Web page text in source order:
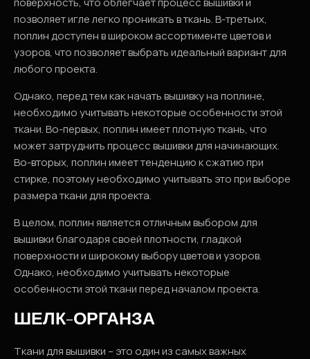
позволяет игле легко проникать в ткань. В-третьих,
поплин доступен в широком ассортименте цветов и
узоров, что позволяет выбрать идеальный вариант для
любого проекта.
Однако, перед тем как начать вышивку на поплине,
необходимо учитывать некоторые особенности этой
ткани. Во-первых, поплин имеет плотную ткань, что
может затруднить процесс вышивки для начинающих.
Во-вторых, поплин имеет тенденцию к сжатию при
стирке, поэтому необходимо учитывать это при выборе
размера ткани для проекта.
В целом, поплин является отличным выбором для
вышивки благодаря своей плотности, гладкой
поверхности и широкому выбору цветов и узоров.
Однако, необходимо учитывать некоторые
особенности этой ткани перед началом проекта.
ШЕЛК-ОРГАНЗА
Ткани для вышивки – это один из самых важных